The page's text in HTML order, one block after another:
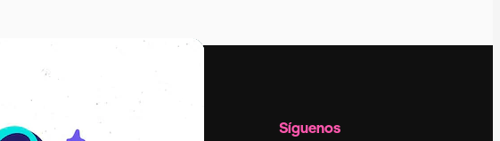
Información útil Síguenos